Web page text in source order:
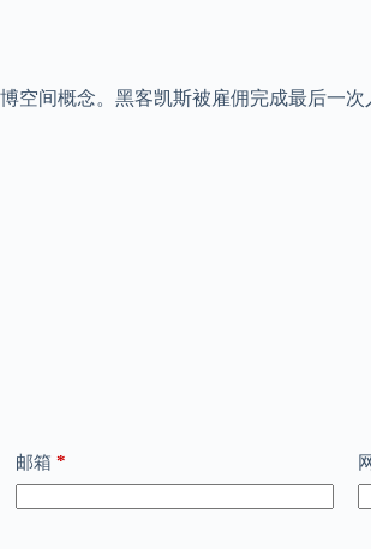
空间概念。黑客凯斯被雇佣完成最后一
邮箱 *